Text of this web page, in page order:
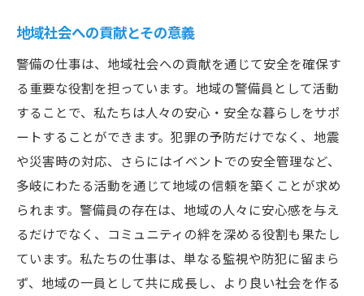
地域社会への貢献とその意義
警備の仕事は、地域社会への貢献を通じて安全を確保す
る重要な役割を担っています。地域の警備員として活動
することで、私たちは人々の安心・安全な暮らしをサポ
ートすることができます。犯罪の予防だけでなく、地震
や災害時の対応、さらにはイベントでの安全管理など、
多岐にわたる活動を通じて地域の信頼を築くことが求め
られます。警備員の存在は、地域の人々に安心感を与え
るだけでなく、コミュニティの絆を深める役割も果たし
ています。私たちの仕事は、単なる監視や防犯に留まら
ず、地域の一員として共に成長し、より良い社会を作る